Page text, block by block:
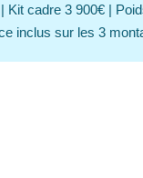
Kit cadre 3 900€ |
inclus sur les 3